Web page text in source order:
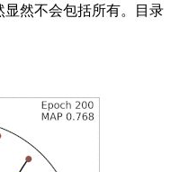
然不会包括所有。目录